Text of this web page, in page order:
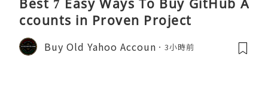
Best 7 Easy Ways To Buy GitHub A
ccounts in Proven Project
Buy Old Yahoo Accoun 3小時前